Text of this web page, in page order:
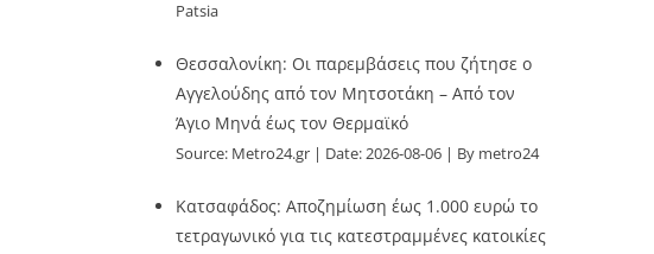
Patsia
Θεσσαλονίκη: Οι παρεμβάσεις που ζήτησε ο
Αγγελούδης από τον Μητσοτάκη – Από τον
Άγιο Μηνά έως τον Θερμαϊκό
Source: Metro24.gr Date: 2026-08-06 By metro24
Κατσαφάδος: Αποζημίωση έως 1.000 ευρώ το
τετραγωνικό για τις κατεστραμμένες κατοικίες